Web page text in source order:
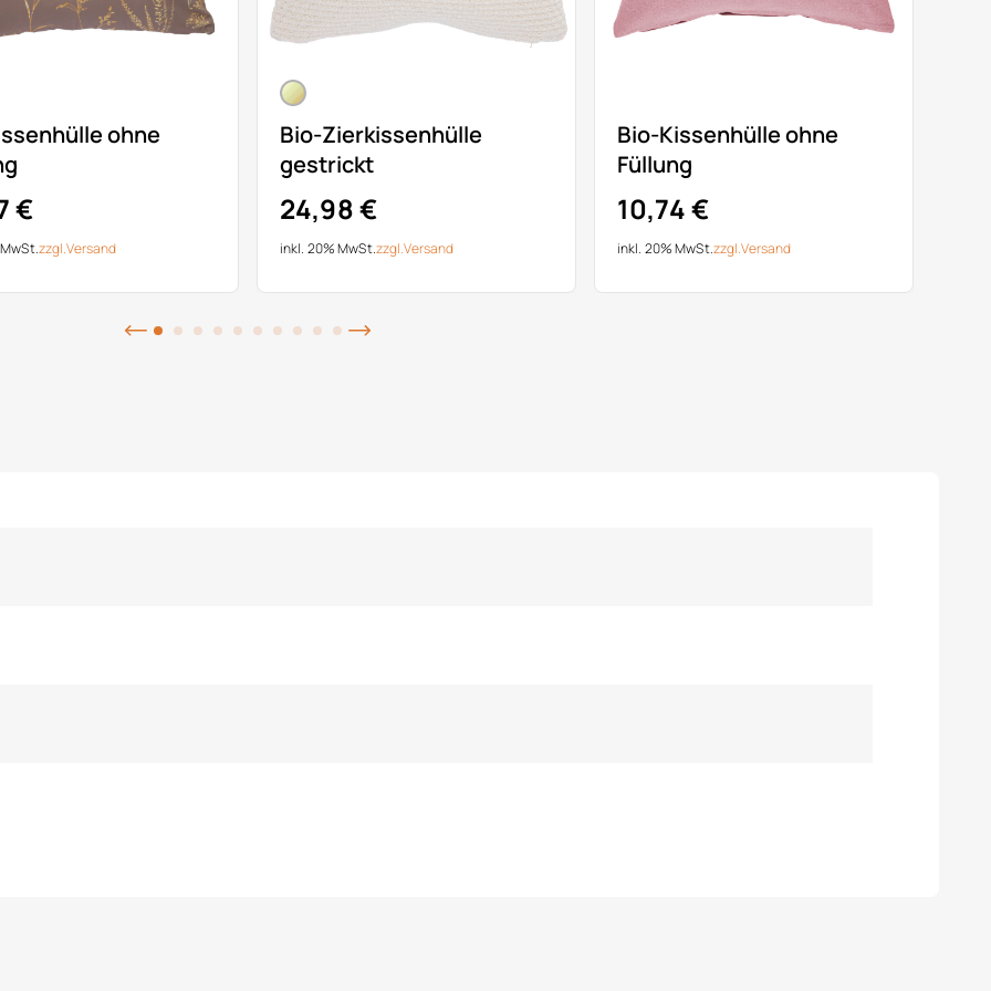
ohne
€
zzgl.Versand
Bio-Zierkissenhülle
gestrickt
24,98 €
inkl. 20% MwSt.zzgl.Versand
Bio-Kissenhülle ohne
Füllung
10,74 €
inkl. 20% MwSt.zzgl.Versand